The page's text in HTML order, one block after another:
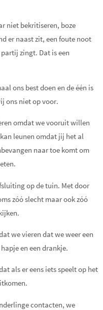
niet bekritiseren, boze
er naast zit, een foute noot
zingt. Dat is een
ons best doen en de één is
ons niet op voor.
omdat we vooruit willen
leunen omdat jij het al
naar toe komt om
op de tuin. Met door
zóó slecht maar ook zóó
we vieren dat we weer een
en een drankje.
als er eens iets speelt op het
contacten, we